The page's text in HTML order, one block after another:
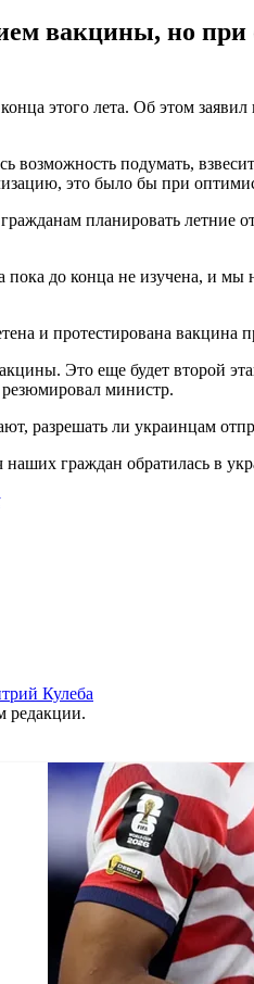
вакцины, но
этого лета. Об этом
подумать,
это было бы при
планировать летние
до конца не изучена, и мы
и протестирована вакцина
Это еще будет второй
резюмировал министр.
разрешать ли украинцам
наших граждан обратилась в
Кулеба
редакции.